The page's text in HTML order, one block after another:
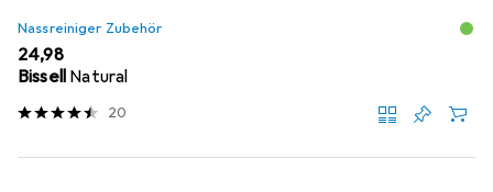
Nassreiniger Zubehör
EUR
24,98
Bissell Natural
20